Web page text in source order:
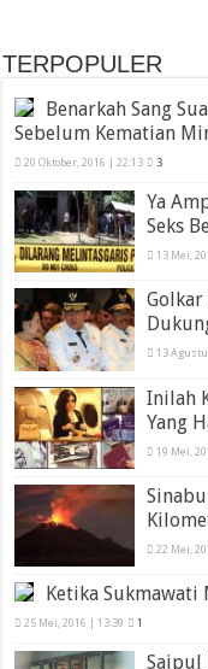
TERPOPULER
Benarkah Sang
Sebelum Kematian
20 Oktober, 2016 | 22:13 3
Ya
Seks
13 Mei,
13
Inilah
Yang
19 Mei,
22 Mei,
Ketika Sukmawati
25 Mei, 2016 | 13:39 1
Saipul